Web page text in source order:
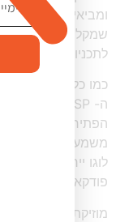
ומביאים איתכם
שמקליטים. צריך
לתכניות – במה
כמו כל מותג, גם
הפתיח. מיתוג הוא
משמעותי על
לוגו ייחודי,
פודקאסט למוכר
מוזיקת אינטרו